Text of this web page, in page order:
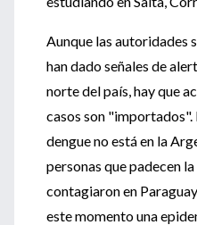
Aunque las autoridades
han dado señales de
norte del país, hay que
casos son "importados".
dengue no está en la
personas que padecen
contagiaron en
este momento una